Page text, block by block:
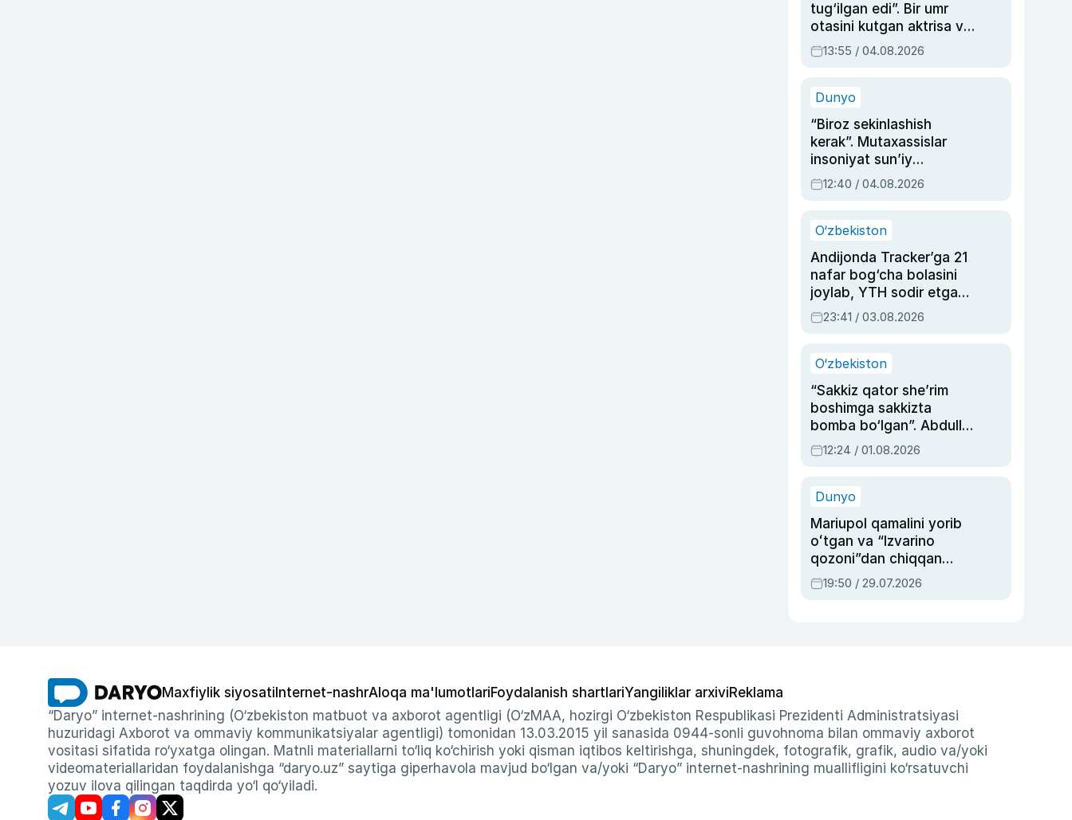
tug‘ilgan edi”. Bir umr
otasini kutgan aktrisa va
dublyaj ustasi Rimma
Ahmedovaning
13:55 / 04.08.2026
Dunyo
“Biroz sekinlashish
kerak”. Mutaxassislar
insoniyat sun’iy
intellektni boshqara
olmay qolishidan xavotir
12:40 / 04.08.2026
O‘zbekiston
Andijonda Tracker’ga 21
nafar bog‘cha bolasini
joylab, YTH sodir etgan
ayolga sud hukmi o‘qildi
23:41 / 03.08.2026
O‘zbekiston
“Sakkiz qator she’rim
boshimga sakkizta
bomba bo‘lgan”. Abdulla
Oripovni siyosiy
ayblovlardan asrab
12:24 / 01.08.2026
Dunyo
Mariupol qamalini yorib
oʻtgan va “Izvarino
qozoni”dan chiqqan
qahramon — Ukraina
armiyasi bosh
19:50 / 29.07.2026
Maxfiylik siyosati Internet-nashrAloqa ma'lumotlariFoydalanish shartlariYangiliklar arxiviReklama
“Daryo” internet-nashrining (O‘zbekiston matbuot va axborot agentligi (O‘zMAA, hozirgi O‘zbekiston Respublikasi Prezidenti Administratsiyasi
huzuridagi Axborot va ommaviy kommunikatsiyalar agentligi) tomonidan 13.03.2015 yil sanasida 0944-sonli guvohnoma bilan ommaviy axborot
vositasi sifatida ro‘yxatga olingan. Matnli materiallarni to‘liq ko‘chirish yoki qisman iqtibos keltirishga, shuningdek, fotografik, grafik, audio va/yoki
videomateriallaridan foydalanishga “daryo.uz” saytiga giperhavola mavjud bo‘lgan va/yoki “Daryo” internet-nashrining muallifligini ko‘rsatuvchi
yozuv ilova qilingan taqdirda yo‘l qo‘yiladi.